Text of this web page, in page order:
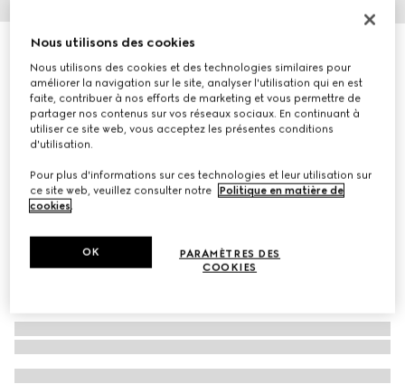
Papier peint à imprimé Herbarium
CHF 330
Déclinaisons motif Herbarium noir
Nous utilisons des cookies
Nous utilisons des cookies et des technologies similaires pour
améliorer la navigation sur le site, analyser l'utilisation qui en est
faite, contribuer à nos efforts de marketing et vous permettre de
partager nos contenus sur vos réseaux sociaux. En continuant à
utiliser ce site web, vous acceptez les présentes conditions
d'utilisation.
Pour plus d'informations sur ces technologies et leur utilisation sur
ce site web, veuillez consulter notre
Politique en matière de
cookies.
PARAMÈTRES DES
COOKIES
OK